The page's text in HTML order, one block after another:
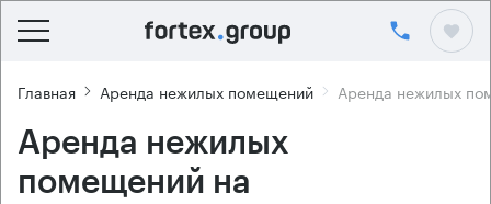
Главная Аренда нежилых помещений Аренда нежилых
Аренда нежилых
помещений на